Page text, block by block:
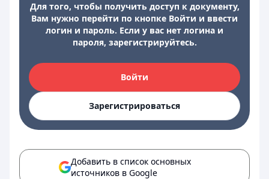
Для того, чтобы получить доступ к документу,
Вам нужно перейти по кнопке Войти и ввести
логин и пароль. Если у вас нет логина и
пароля, зарегистрируйтесь.
Войти
Зарегистрироваться
Добавить в список основных
источников в Google